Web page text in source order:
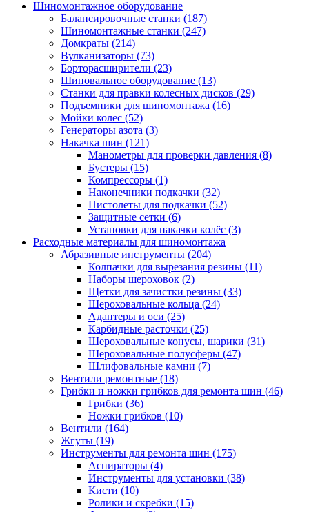
Шиномонтажное оборудование
Балансировочные станки (187)
Шиномонтажные станки (247)
Домкраты (214)
Вулканизаторы (73)
Борторасширители (23)
Шиповальное оборудование (13)
Станки для правки колесных дисков (29)
Подъемники для шиномонтажа (16)
Мойки колес (52)
Генераторы азота (3)
Накачка шин (121)
Манометры для проверки давления (8)
Бустеры (15)
Компрессоры (1)
Наконечники подкачки (32)
Пистолеты для подкачки (52)
Защитные сетки (6)
Установки для накачки колёс (3)
Расходные материалы для шиномонтажа
Абразивные инструменты (204)
Колпачки для вырезания резины (11)
Наборы шероховок (2)
Щетки для зачистки резины (33)
Шероховальные кольца (24)
Адаптеры и оси (25)
Карбидные расточки (25)
Шероховальные конусы, шарики (31)
Шероховальные полусферы (47)
Шлифовальные камни (7)
Вентили ремонтные (18)
Грибки и ножки грибков для ремонта шин (46)
Грибки (36)
Ножки грибков (10)
Вентили (164)
Жгуты (19)
Инструменты для ремонта шин (175)
Аспираторы (4)
Инструменты для установки (38)
Кисти (10)
Ролики и скребки (15)